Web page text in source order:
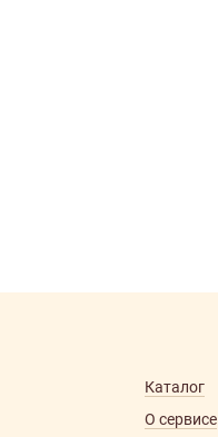
Каталог
О сервисе